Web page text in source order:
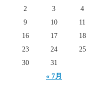
« 7月
2
3 4
9
10 11
16
17 18
23
24 25
30
31